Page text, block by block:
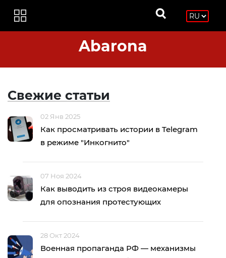
Abarona
Свежие статьи
02 Янв 2025
Как просматривать истории в Telegram
в режиме "Инкогнито"
07 Ноя 2024
Как выводить из строя видеокамеры
для опознания протестующих
28 Окт 2024
Военная пропаганда РФ — механизмы